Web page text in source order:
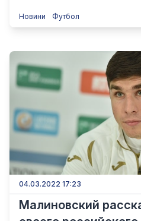
Новини Футбол
04.03.2022 17:23
Малиновский